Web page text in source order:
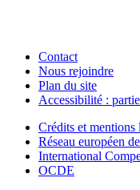
Contact
Nous rejoindre
Plan du site
Accessibilité :
Crédits et mentions
Réseau européen
International
OCDE